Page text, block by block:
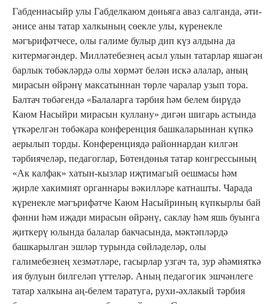
Габденнасыйр улы Габделкаюм дөньяга аваз салганда, әти-
әнисе аны татар халкының сөекле улы, күренекле
мәгърифәтчесе, олы галиме булыр дип күз алдына да
китермәгәндер. Милләтебезнең асыл улын татарлар яшәгән
барлык төбәкләрдә олы хөрмәт белән искә алалар, аның
мирасын өйрәнү максатыннан төрле чаралар узып тора.
Балтач төбәгендә «Балаларга тәрбия һәм белем бирүдә
Каюм Насыйри мирасын куллану» дигән шигарь астында
үткәрелгән төбәкара конференция башкаларыннан күпкә
аерылып торды. Конференциядә районнардан килгән
тәрбиячеләр, педагоглар, Бөтендөнья татар конгрессының
«Ак калфак» хатын-кызлар иҗтимагый оешмасы һәм
җирле хакимият органнары вәкилләре катнашты. Чарада
күренекле мәгърифәтче Каюм Насыйриның күпкырлы бай
фәнни һәм иҗади мирасын өйрәнү, саклау һәм яшь буынга
җиткерү юлында балалар бакчасында, мәктәпләрдә
башкарылган эшләр турында сөйләделәр, олы
галимебезнең хезмәтләре, гасырлар узгач та, зур әһәмияткә
ия булуын билгеләп үттеләр. Аның педагогик эшчәнлеге
татар халкына аң-белем таратуга, рухи-әхлакый тәрбия